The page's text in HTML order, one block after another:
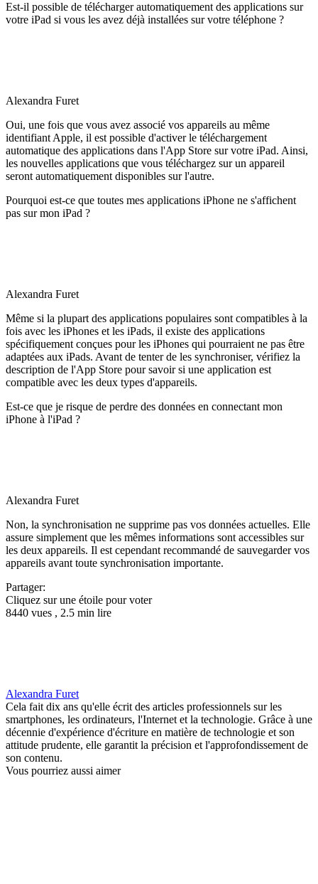
Est-il possible de télécharger automatiquement des applications sur
votre iPad si vous les avez déjà installées sur votre téléphone ?
Alexandra Furet
Oui, une fois que vous avez associé vos appareils au même
identifiant Apple, il est possible d'activer le téléchargement
automatique des applications dans l'App Store sur votre iPad. Ainsi,
les nouvelles applications que vous téléchargez sur un appareil
seront automatiquement disponibles sur l'autre.
Pourquoi est-ce que toutes mes applications iPhone ne s'affichent
pas sur mon iPad ?
Alexandra Furet
Même si la plupart des applications populaires sont compatibles à la
fois avec les iPhones et les iPads, il existe des applications
spécifiquement conçues pour les iPhones qui pourraient ne pas être
adaptées aux iPads. Avant de tenter de les synchroniser, vérifiez la
description de l'App Store pour savoir si une application est
compatible avec les deux types d'appareils.
Est-ce que je risque de perdre des données en connectant mon
iPhone à l'iPad ?
Alexandra Furet
Non, la synchronisation ne supprime pas vos données actuelles. Elle
assure simplement que les mêmes informations sont accessibles sur
les deux appareils. Il est cependant recommandé de sauvegarder vos
appareils avant toute synchronisation importante.
Partager:
Cliquez sur une étoile pour voter
8440 vues , 2.5 min lire
Alexandra Furet
Cela fait dix ans qu'elle écrit des articles professionnels sur les
smartphones, les ordinateurs, l'Internet et la technologie. Grâce à une
décennie d'expérience d'écriture en matière de technologie et son
attitude prudente, elle garantit la précision et l'approfondissement de
son contenu.
Vous pourriez aussi aimer